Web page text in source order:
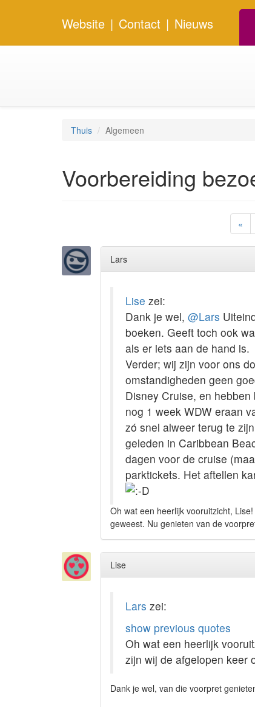
Website | Contact | Nieuws
Thuis Algemeen
Voorbereiding
«
Lars
Lise zei:
Dank je wel, @Lars
boeken. Geeft toch ook
als er iets aan de hand is.
Verder; wij zijn voor ons
omstandigheden geen
Disney Cruise, en
nog 1 week WDW eraan
zó snel alweer terug te
geleden in Caribbean
dagen voor de cruise
parktickets. Het aftellen
Oh wat een heerlijk vooruitzicht,
geweest. Nu genieten van de
Lise
Lars zei:
show previous quotes
Oh wat een heerlijk
zijn wij de afgelopen keer
Dank je wel, van die voorpret